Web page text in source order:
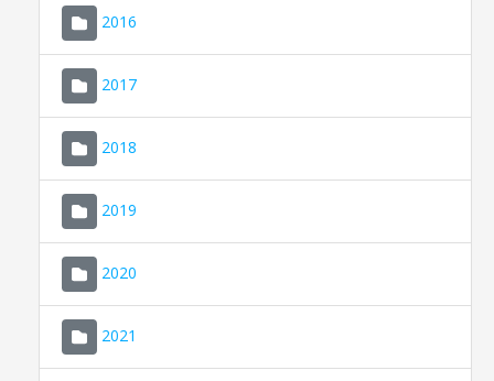
2016
2017
2018
2019
2020
2021